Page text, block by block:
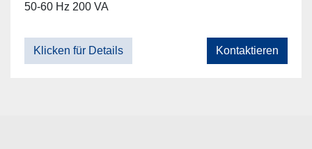
50-60 Hz 200 VA
Klicken für Details Kontaktieren